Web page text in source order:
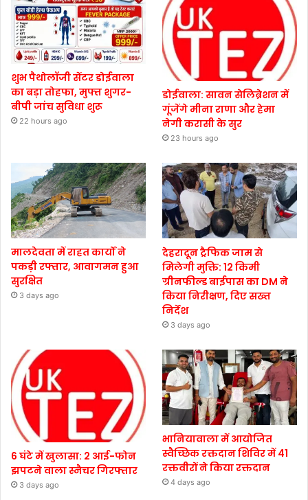
शुभ पैथोलॉजी सेंटर डोईवाला
का बड़ा तोहफा, मुफ्त शुगर-
बीपी जांच सुविधा शुरू
22 hours ago
डोईवाला: सावन सेलिब्रेशन में
गूंजेंगे मीना राणा और हेमा
नेगी करासी के सुर
23 hours ago
मालदेवता में राहत कार्यों ने
पकड़ी रफ्तार, आवागमन हुआ
सुरक्षित
3 days ago
देहरादून ट्रैफिक जाम से
मिलेगी मुक्ति: 12 किमी
ग्रीनफील्ड बाईपास का DM ने
किया निरीक्षण, दिए सख्त
निर्देश
3 days ago
6 घंटे में खुलासा: 2 आई-फोन
झपटने वाला स्नैचर गिरफ्तार
3 days ago
भानियावाला में आयोजित
स्वैच्छिक रक्तदान शिविर में 41
रक्तवीरों ने किया रक्तदान
4 days ago